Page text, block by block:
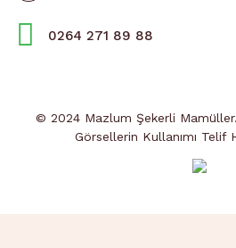
0264 271 89 88
© 2024 Mazlum Şekerli Mamüller.
Görsellerin Kullanımı Telif